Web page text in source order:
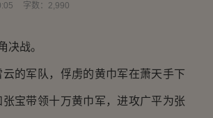
字数： 2,990
战。
的军队，俘虏的黄巾军在萧天手下
宝带领十万黄巾军，进攻广平为张